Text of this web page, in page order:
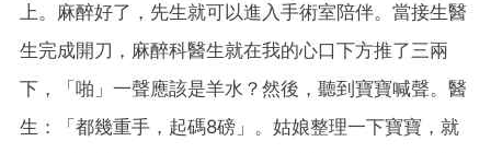
上。麻醉好了，先生就可以進入手術室陪伴。當接生醫
生完成開刀，麻醉科醫生就在我的心口下方推了三兩
下，「啪」一聲應該是羊水？然後，聽到寶寶喊聲。醫
生：「都幾重手，起碼8磅」。姑娘整理一下寶寶，就